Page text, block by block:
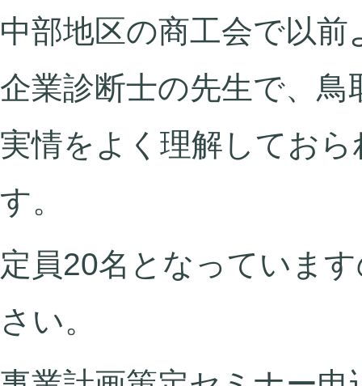
中部地区の商工会で以
企業診断士の先生で、
実情をよく理解してお
す。
定員20名となっていま
さい。